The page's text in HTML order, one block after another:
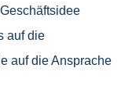
auf die
auf die Ansprache